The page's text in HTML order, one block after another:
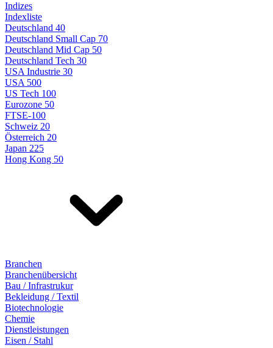
Indizes
Indexliste
Deutschland 40
Deutschland Small Cap 70
Deutschland Mid Cap 50
Deutschland Tech 30
USA Industrie 30
USA 500
US Tech 100
Eurozone 50
FTSE-100
Schweiz 20
Österreich 20
Japan 225
Hong Kong 50
Branchen
Branchenübersicht
Bau / Infrastrukur
Bekleidung / Textil
Biotechnologie
Chemie
Dienstleistungen
Eisen / Stahl